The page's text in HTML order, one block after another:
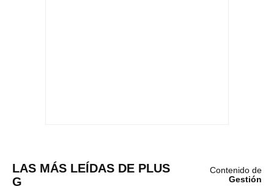
LAS MÁS LEÍDAS DE PLUS
G
Contenido de
Gestión